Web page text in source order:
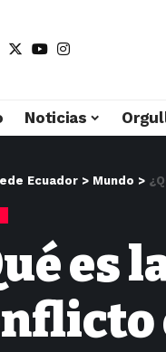
Noticias
Ecuador > Mundo >
es